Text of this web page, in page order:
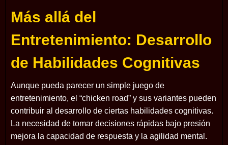
Más allá del
Entretenimiento: Desarrollo
de Habilidades Cognitivas
Aunque pueda parecer un simple juego de
entretenimiento, el “chicken road” y sus variantes pueden
contribuir al desarrollo de ciertas habilidades cognitivas.
La necesidad de tomar decisiones rápidas bajo presión
mejora la capacidad de respuesta y la agilidad mental.